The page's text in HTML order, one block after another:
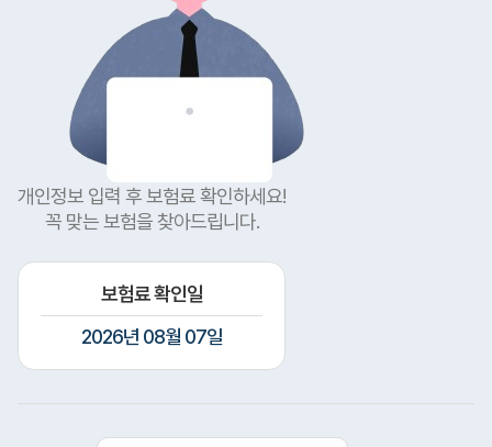
개인정보 입력 후 보험료 확인하세요!
꼭 맞는 보험을 찾아드립니다.
보험료 확인일
2026년 08월 07일